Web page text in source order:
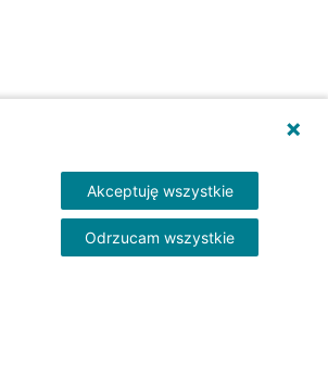
Akceptuję wszystkie
Odrzucam wszystkie